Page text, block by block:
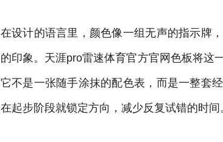
在设计的语言里，颜色像一组无声的指示牌
的印象。天涯pro雷速体育官方官网色板将这
它不是一张随手涂抹的配色表，而是一整套
在起步阶段就锁定方向，减少反复试错的时间